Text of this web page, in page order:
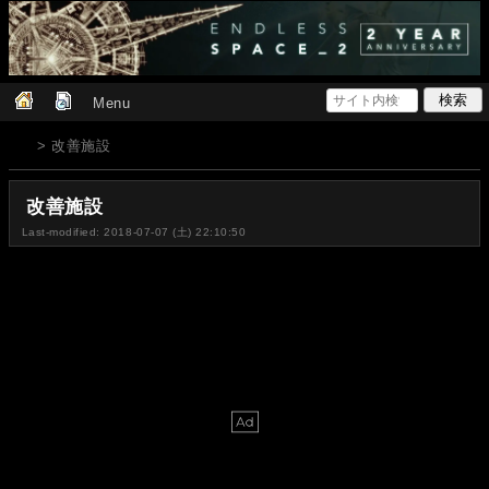
Menu
> 改善施設
改善施設
Last-modified: 2018-07-07 (土) 22:10:50